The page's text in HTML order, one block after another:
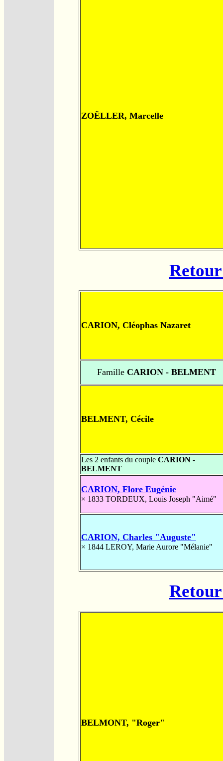
ZOËLLER, Marcelle
CARION, Cléophas Nazaret
Famille CARION - BELMENT
BELMENT, Cécile
Les 2 enfants du couple CARION -
BELMENT
CARION, Flore Eugénie
× 1833 TORDEUX, Louis Joseph "Aimé"
CARION, Charles "Auguste"
× 1844 LEROY, Marie Aurore "Mélanie"
BELMONT, "Roger"